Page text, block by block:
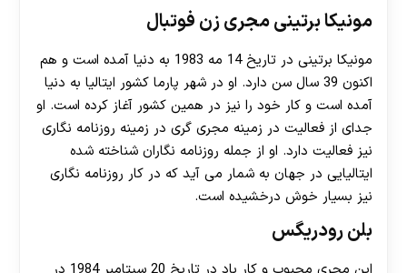
مونیکا برتینی مجری زن فوتبال
مونیکا برتینی در تاریخ 14 مه 1983 به دنیا آمده است و هم
اکنون 39 سال سن دارد. او در شهر پارما کشور ایتالیا به دنیا
آمده است و کار خود را نیز در همین کشور آغاز کرده است. او
جدای از فعالیت در زمینه مجری گری در زمینه روزنامه نگاری
نیز فعالیت دارد. او از جمله روزنامه نگاران شناخته شده
ایتالیایی در جهان به شمار می آید که در کار روزنامه نگاری
نیز بسیار خوش درخشيده است.
بلن رودریگس